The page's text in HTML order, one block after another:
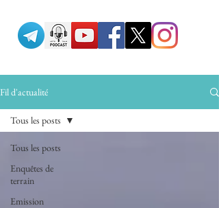
Fil d'actualité
Tous les posts
Enquêtes de
terrain
Emission
Tous les posts